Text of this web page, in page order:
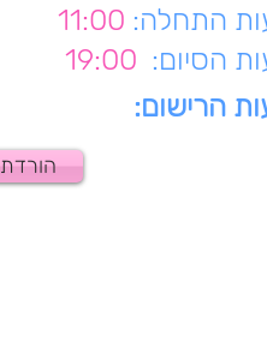
11:00 התחלה:
19:00 הסיום:
הרישום: